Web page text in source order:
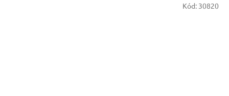
Kód: 30820